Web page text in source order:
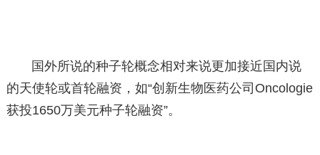
国外所说的种子轮概念相对来说更加接近国内说
的天使轮或首轮融资，如“创新生物医药公司Oncologie
获投1650万美元种子轮融资”。